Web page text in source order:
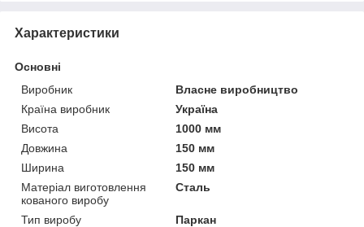
Характеристики
Основні
Виробник
Власне виробництво
Країна виробник
Україна
Висота
1000 мм
Довжина
150 мм
Ширина
150 мм
Матеріал виготовлення
кованого виробу
Сталь
Тип виробу
Паркан